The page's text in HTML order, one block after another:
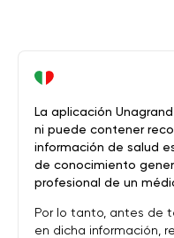
La aplicación
ni puede contener
información de salud
de conocimiento
profesional de un
Por lo tanto, antes de
en dicha información,